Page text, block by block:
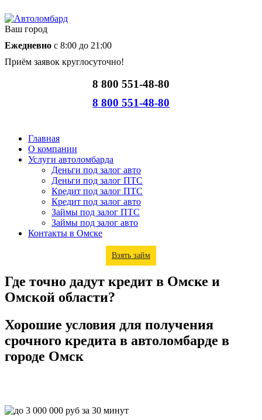
Ваш город
Ежедневно с 8:00 до 21:00
Приём заявок круглосуточно!
8 800 551-48-80
8 800 551-48-80
Главная
О компании
Услуги автоломбарда
Деньги под залог авто
Деньги под залог ПТС
Кредит под залог ПТС
Кредит под залог авто
Займы под залог ПТС
Займы под залог авто
Контакты в Омске
Взять займ
Где точно дадут кредит в Омске и
Омской области?
Хорошие условия для получения
срочного кредита в автоломбарде в
городе Омск